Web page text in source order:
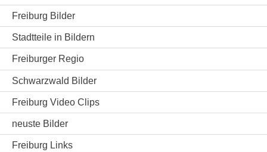
Freiburg Bilder
Stadtteile in Bildern
Freiburger Regio
Schwarzwald Bilder
Freiburg Video Clips
neuste Bilder
Freiburg Links